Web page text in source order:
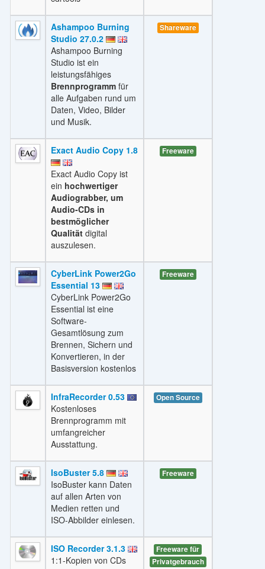
Ashampoo Burning
Studio 27.0.2
Ashampoo Burning
Studio ist ein
leistungsfähiges
Brennprogrammfür
alle Aufgaben rund um
Daten, Video, Bilder
und Musik.
Shareware
Exact Audio Copy 1.8
Exact Audio Copy ist
ein hochwertiger
Audiograbber, um
Audio-CDs in
bestmöglicher
Qualitätdigital
auszulesen.
Freeware
CyberLink Power2Go
Essential 13
CyberLink Power2Go
Essential ist eine
Software-
Gesamtlösung zum
Brennen, Sichern und
Konvertieren, in der
Basisversion kostenlos
Freeware
InfraRecorder 0.53
Kostenloses
Brennprogramm mit
umfangreicher
Ausstattung.
Open Source
IsoBuster 5.8
IsoBuster kann Daten
auf allen Arten von
Medien retten und
ISO-Abbilder einlesen.
Freeware
ISO Recorder 3.1.3
1:1-Kopien von CDs
Freeware für
Privatgebrauch